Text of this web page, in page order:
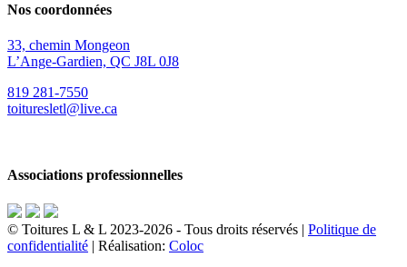
Nos coordonnées
33, chemin Mongeon
L’Ange-Gardien, QC J8L 0J8
819 281-7550
toituresletl@live.ca
Associations professionnelles
© Toitures L & L 2023-2026 - Tous droits réservés | Politique de
confidentialité | Réalisation: Coloc